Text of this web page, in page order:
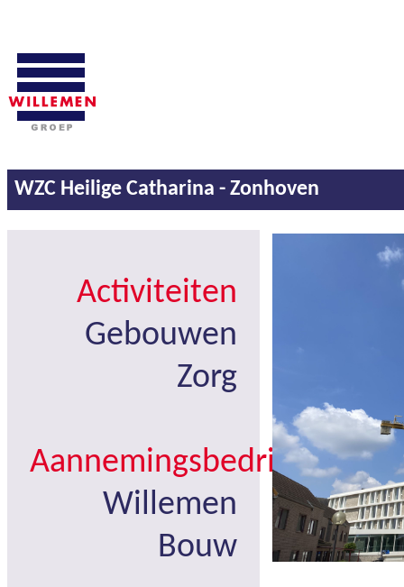
WZC Heilige Catharina - Zonhoven
Activiteiten
Gebouwen
Zorg
Aannemingsbedrijf
Willemen
Bouw